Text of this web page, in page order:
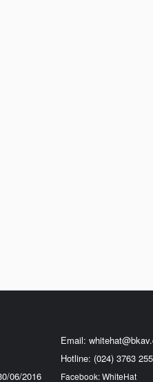
06/2016
Email:
Hotline: (024) 3763
Facebook: WhiteHat